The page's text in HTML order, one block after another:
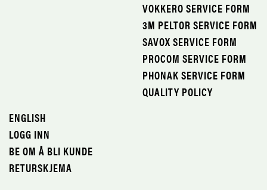
VOKKERO SERVICE FORM
3M PELTOR SERVICE FORM
SAVOX SERVICE FORM
PROCOM SERVICE FORM
PHONAK SERVICE FORM
QUALITY POLICY
ENGLISH
LOGG INN
BE OM Å BLI KUNDE
RETURSKJEMA